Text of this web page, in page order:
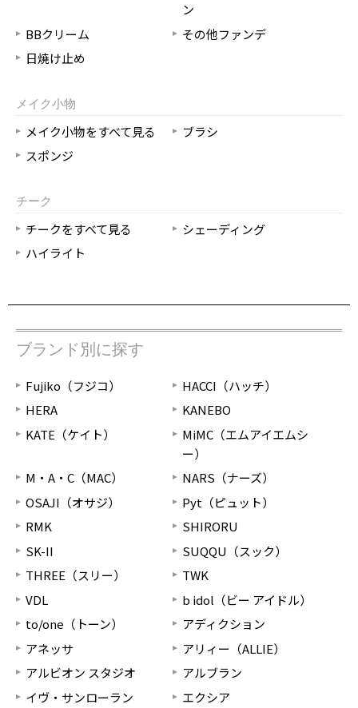
ン
BBクリーム
その他ファンデ
日焼け止め
メイク小物
メイク小物をすべて見る
ブラシ
スポンジ
チーク
チークをすべて見る
シェーディング
ハイライト
ブランド別に探す
Fujiko（フジコ）
HACCI（ハッチ）
HERA
KANEBO
KATE（ケイト）
MiMC（エムアイエムシ
ー）
M・A・C（MAC）
NARS（ナーズ）
OSAJI（オサジ）
Pyt（ピュット）
RMK
SHIRORU
SK-II
SUQQU（スック）
THREE（スリー）
TWK
VDL
b idol（ビー アイドル）
to/one（トーン）
アディクション
アネッサ
アリィー（ALLIE）
アルビオン スタジオ
アルブラン
イヴ・サンローラン
エクシア